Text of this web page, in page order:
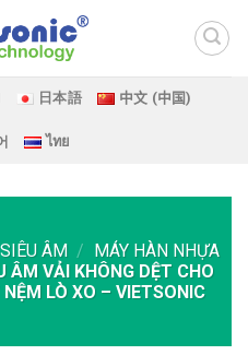
日本語 中文 (中国)
ไทย
ÂM / MÁY HÀN NHỰA
ÂM VẢI KHÔNG DỆT CHO
LÒ XO – VIETSONIC